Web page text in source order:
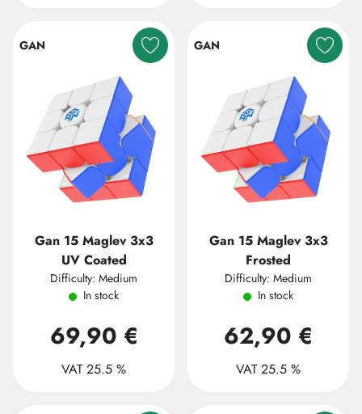
GAN
Gan 15 Maglev 3x3
UV Coated
Difficulty: Medium
In stock
69,90 €
VAT 25.5 %
GAN
Gan 15 Maglev 3x3
Frosted
Difficulty: Medium
In stock
62,90 €
VAT 25.5 %